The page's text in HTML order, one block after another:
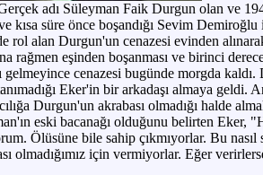
adı Süleyman Faik Durgun olan ve
kısa süre önce boşandığı Sevim
rol alan Durgun'un cenazesi evinden
rağmen eşinden boşanması ve birinci
gelmeyince cenazesi bugünde morgda
Eker'in bir arkadaşı almaya geldi.
Durgun'un akrabası olmadığı halde
eski bacanağı olduğunu belirten Eker,
Ölüsüne bile sahip çıkmıyorlar. Bu
olmadığımız için vermiyorlar. Eğer